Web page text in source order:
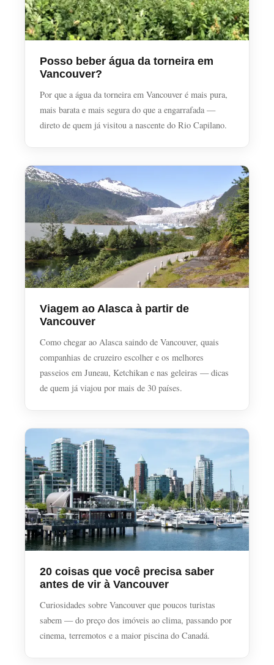
Posso beber água da torneira em
Vancouver?
Por que a água da torneira em Vancouver é mais pura,
mais barata e mais segura do que a engarrafada —
direto de quem já visitou a nascente do Rio Capilano.
Viagem ao Alasca à partir de
Vancouver
Como chegar ao Alasca saindo de Vancouver, quais
companhias de cruzeiro escolher e os melhores
passeios em Juneau, Ketchikan e nas geleiras — dicas
de quem já viajou por mais de 30 países.
20 coisas que você precisa saber
antes de vir à Vancouver
Curiosidades sobre Vancouver que poucos turistas
sabem — do preço dos imóveis ao clima, passando por
cinema, terremotos e a maior piscina do Canadá.